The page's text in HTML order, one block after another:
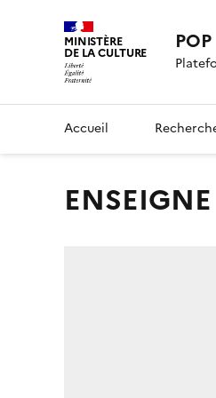
MINISTÈRE
DE LA CULTURE POP
Accueil